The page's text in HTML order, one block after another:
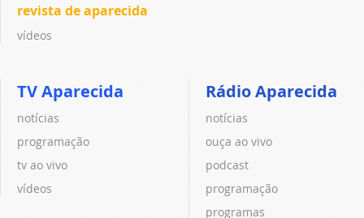
revista de aparecida
vídeos
TV Aparecida
notícias
programação
tv ao vivo
vídeos
Rádio Aparecida
notícias
ouça ao vivo
podcast
programação
programas